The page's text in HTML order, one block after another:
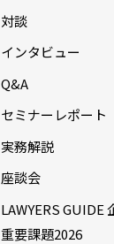
対談
インタビュー
Q&A
セミナーレポート
実務解説
座談会
LAWYERS GUIDE
重要課題2026